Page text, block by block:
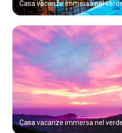
Casa vacanze immersa nel